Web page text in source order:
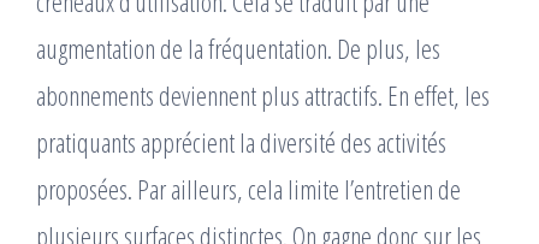
augmentation de la fréquentation. De plus, les
abonnements deviennent plus attractifs. En effet, les
pratiquants apprécient la diversité des activités
proposées. Par ailleurs, cela limite l’entretien de
plusieurs surfaces distinctes. On gagne donc sur les